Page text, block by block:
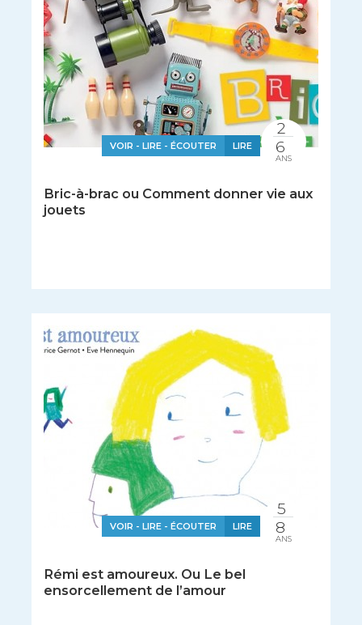
VOIR - LIRE - ÉCOUTER LIRE
Bric-à-brac ou Comment donner vie aux
jouets
2
6
ANS
VOIR - LIRE - ÉCOUTER LIRE
Rémi est amoureux. Ou Le bel
ensorcellement de l’amour
5
8
ANS